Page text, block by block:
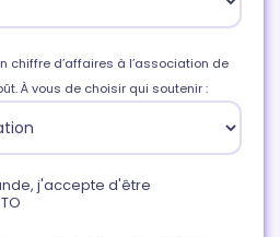
chiffre d’affaires à l’association de
À vous de choisir qui soutenir :
j'accepte d'être